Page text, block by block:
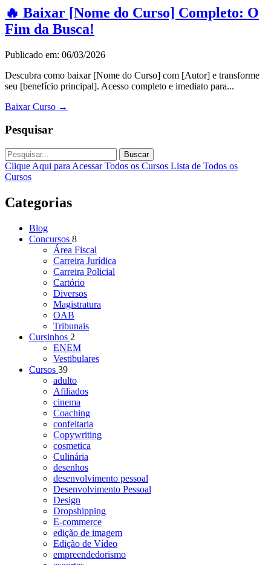
🔥 Baixar [Nome do Curso] Completo: O
Fim da Busca!
Publicado em: 06/03/2026
Descubra como baixar [Nome do Curso] com [Autor] e transforme
seu [benefício principal]. Acesso completo e imediato para...
Baixar Curso →
Pesquisar
Buscar
Clique Aqui para Acessar Todos os Cursos Lista de Todos os
Cursos
Categorias
Blog
Concursos 8
Área Fiscal
Carreira Jurídica
Carreira Policial
Cartório
Diversos
Magistratura
OAB
Tribunais
Cursinhos 2
ENEM
Vestibulares
Cursos 39
adulto
Afiliados
cinema
Coaching
confeitaria
Copywriting
cosmetica
Culinária
desenhos
desenvolvimento pessoal
Desenvolvimento Pessoal
Design
Dropshipping
E-commerce
edição de imagem
Edição de Vídeo
empreendedorismo